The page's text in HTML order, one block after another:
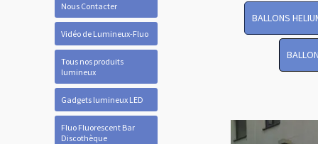
Nous Contacter
Vidéo de Lumineux-Fluo
Tous nos produits
lumineux
Gadgets lumineux LED
Fluo Fluorescent Bar
Discothèque
BALLONS